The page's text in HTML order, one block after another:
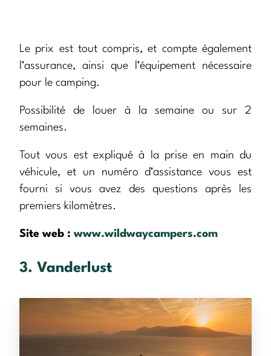
Le prix est tout compris, et compte également
l’assurance, ainsi que l’équipement nécessaire
pour le camping.
Possibilité de louer à la semaine ou sur 2
semaines.
Tout vous est expliqué à la prise en main du
véhicule, et un numéro d’assistance vous est
fourni si vous avez des questions après les
premiers kilomètres.
Site web : www.wildwaycampers.com
3. Vanderlust